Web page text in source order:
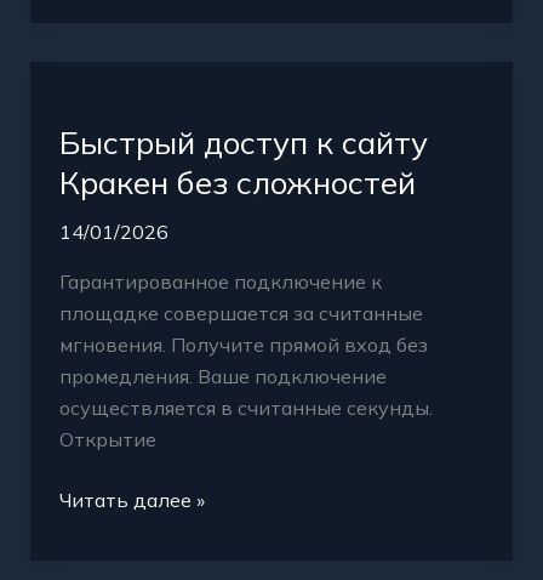
Быстрый доступ к сайту
Кракен без сложностей
14/01/2026
Гарантированное подключение к
площадке совершается за считанные
мгновения. Получите прямой вход без
промедления. Ваше подключение
осуществляется в считанные секунды.
Открытие
к
сайту
Кракен
без
Читать далее »